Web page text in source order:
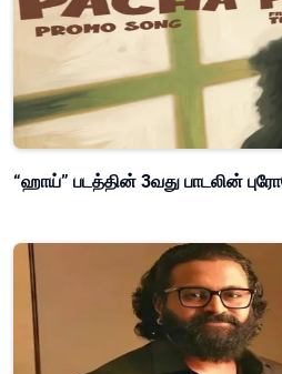
“ஹாய்” படத்தின் 3வது பாடலின்